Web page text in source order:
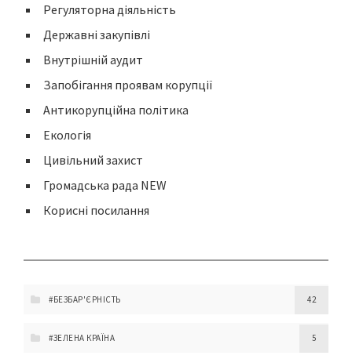
Регуляторна діяльність
Державні закупівлі
Внутрішній аудит
Запобігання проявам корупції
Антикорупційна політика
Екологія
Цивільний захист
Громадська рада NEW
Корисні посилання
#БЕЗБАР'ЄРНІСТЬ 42
#ЗЕЛЕНА КРАЇНА 5